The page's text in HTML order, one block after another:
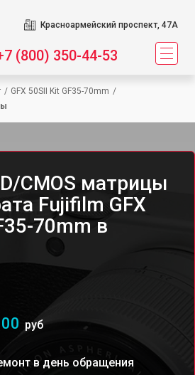
Красноармейский проспект, 47А
(800) 350-44-53
/ GFX 50SII Kit GF35-70mm /
CMOS матрицы
Fujifilm GFX
70mm в
руб
в день обращения